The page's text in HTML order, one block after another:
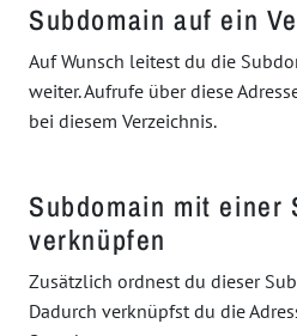
Subdomain auf ein
Auf Wunsch leitest du die
weiter. Aufrufe über diese
bei diesem Verzeichnis.
Subdomain mit einer
verknüpfen
Zusätzlich ordnest du dieser
Dadurch verknüpfst du die